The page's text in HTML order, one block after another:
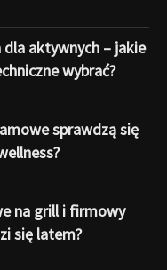
aktywnych – jakie
wybrać?
sprawdzą się
na grill i firmowy
się latem?